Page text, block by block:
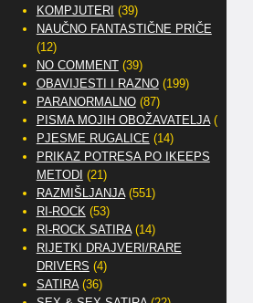
KOMPJUTERI (39)
NAUČNO FANTASTIČNE PRIČE
(12)
NO COMMENT(39)
OBAVIJESTI I RAZNO(199)
PARANORMALNO(87)
PISMA MOJIH OBOŽAVATELJA(2)
PJESME RUGALICE (14)
PRIKAZ POTRESA PO IKEEPS
METODI (21)
RAZMIŠLJANJA(551)
RI-ROCK(53)
RI-ROCK SATIRA(14)
RIJETKI DRAJVERI/RARE
DRIVERS (4)
SATIRA(36)